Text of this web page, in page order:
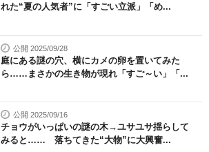
れた“夏の人気者”に「すごい立派」「め...
公開 2025/09/28
庭にある謎の穴、横にカメの卵を置いてみた
ら……まさかの生き物が現れ「すご～い」「...
公開 2025/09/16
チョウがいっぱいの謎の木→ユサユサ揺らして
みると…… 落ちてきた“大物”に大興奮...